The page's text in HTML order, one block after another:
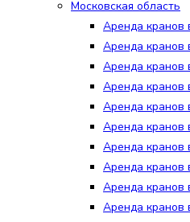
Московская область
Аренда кранов
Аренда кранов
Аренда кранов
Аренда кранов
Аренда кранов
Аренда кранов
Аренда кранов
Аренда кранов
Аренда кранов
Аренда кранов